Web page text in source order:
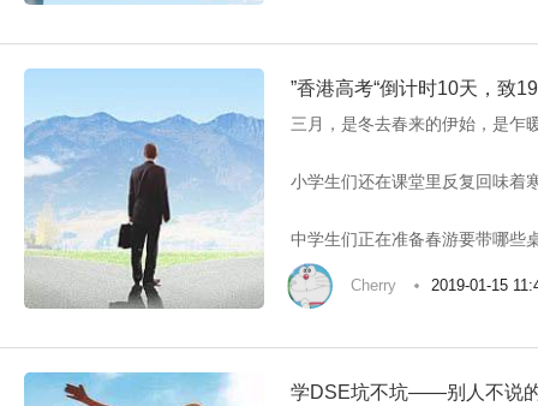
”香港高考“倒计时10天，致
三月，是冬去春来的伊始，是乍
小学生们还在课堂里反复回味着
中学生们正在准备春游要带哪些
Cherry 2019-01-15
学DSE坑不坑——别人不说